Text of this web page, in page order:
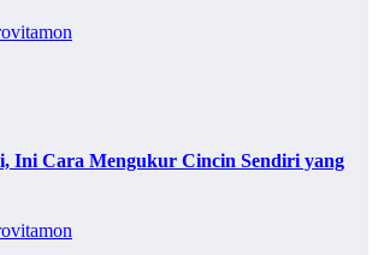
Ini Cara Mengukur Cincin Sendiri yang